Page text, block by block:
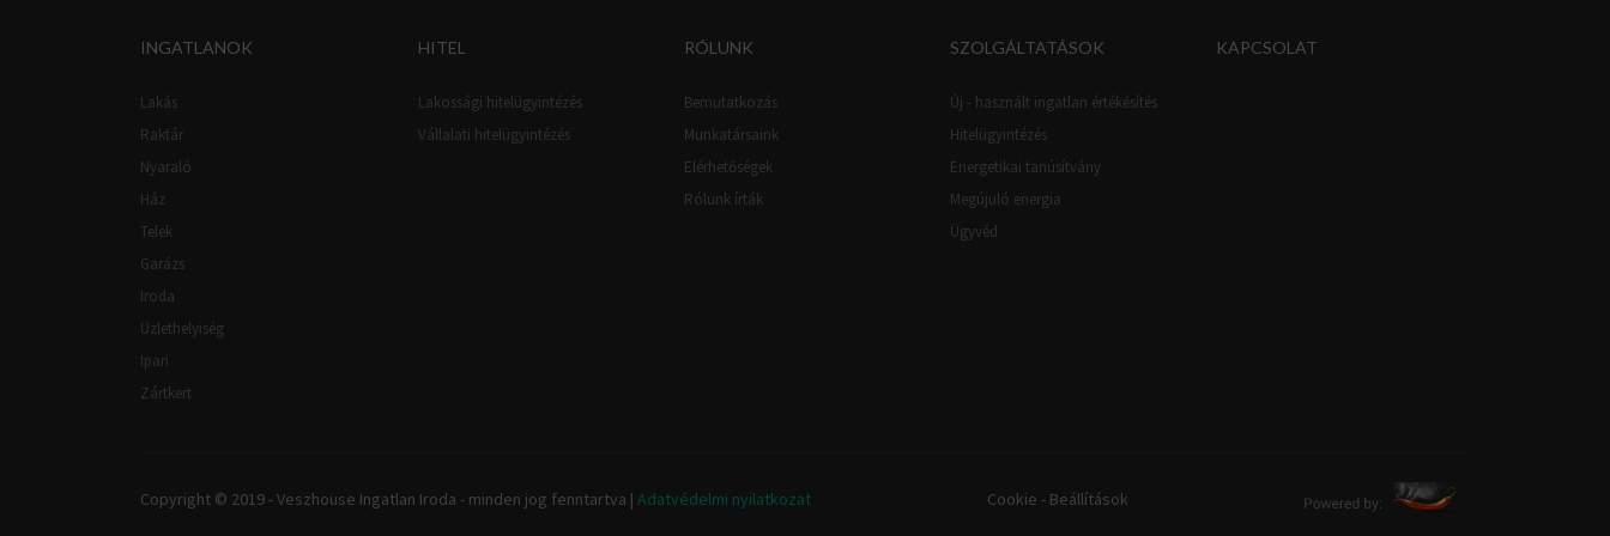
INGATLANOK
Lakás
Raktár
Nyaraló
Ház
Telek
Garázs
Iroda
Üzlethelyiség
Ipari
Zártkert
HITEL
Lakossági hitelügyintézés
Vállalati hitelügyintézés
RÓLUNK
Bemutatkozás
Munkatársaink
Elérhetőségek
Rólunk írták
SZOLGÁLTATÁSOK
Új - használt ingatlan értékésítés
Hitelügyintézés
Energetikai tanúsítvány
Megújuló energia
Ügyvéd
KAPCSOLAT
Copyright © 2019 - Veszhouse Ingatlan Iroda - minden jog fenntartva | Adatvédelmi nyilatkozat Cookie - Beállítások